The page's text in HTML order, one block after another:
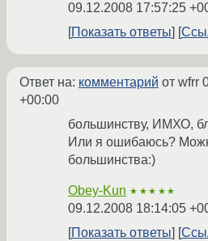
09.12.2008 17:57:25
Показать ответы
Ответ на: комментарий от wfrr
+00:00
большинству, ИМХО,
Или я ошибаюсь?
большинства:)
Obey-Kun ★★★★★
09.12.2008 18:14:05
Показать ответы